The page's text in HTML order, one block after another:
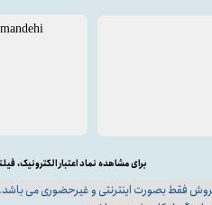
فقط بصورت اینترنتی و غیرحضوری می
برای مشاهده نماد اعتبار الکترونیک،